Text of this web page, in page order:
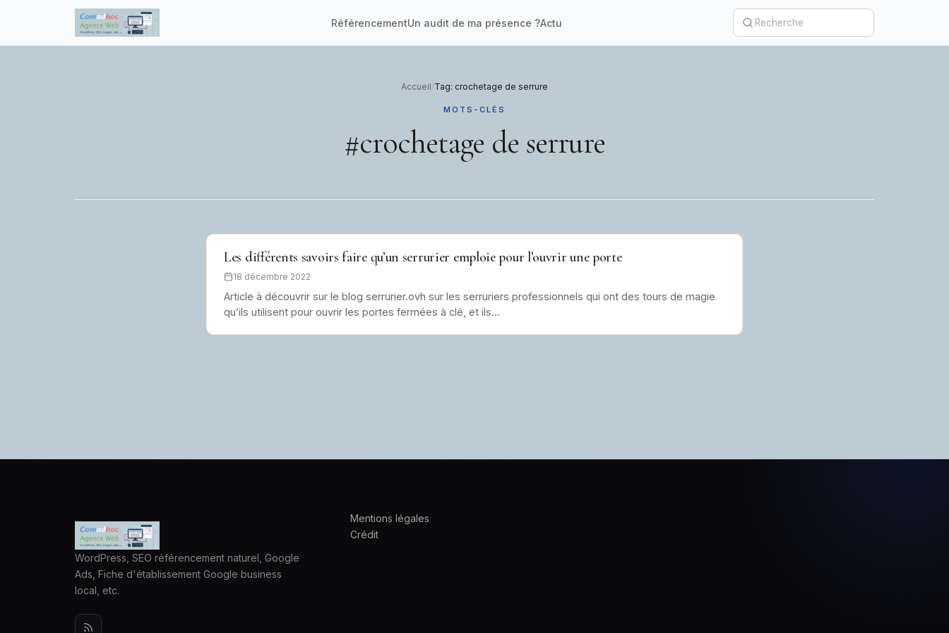
RéférencementUn audit de ma présence ?Actu
Accueil/Tag: crochetage de serrure
MOTS-CLÉS
#crochetage de serrure
Les différents savoirs faire qu’un serrurier emploie pour l’ouvrir une porte
18 décembre 2022
Article à découvrir sur le blog serrurier.ovh sur les serruriers professionnels qui ont des tours de magie
qu’ils utilisent pour ouvrir les portes fermées à clé, et ils…
WordPress, SEO référencement naturel, Google
Ads, Fiche d'établissement Google business
local, etc.
Mentions légales
Crédit